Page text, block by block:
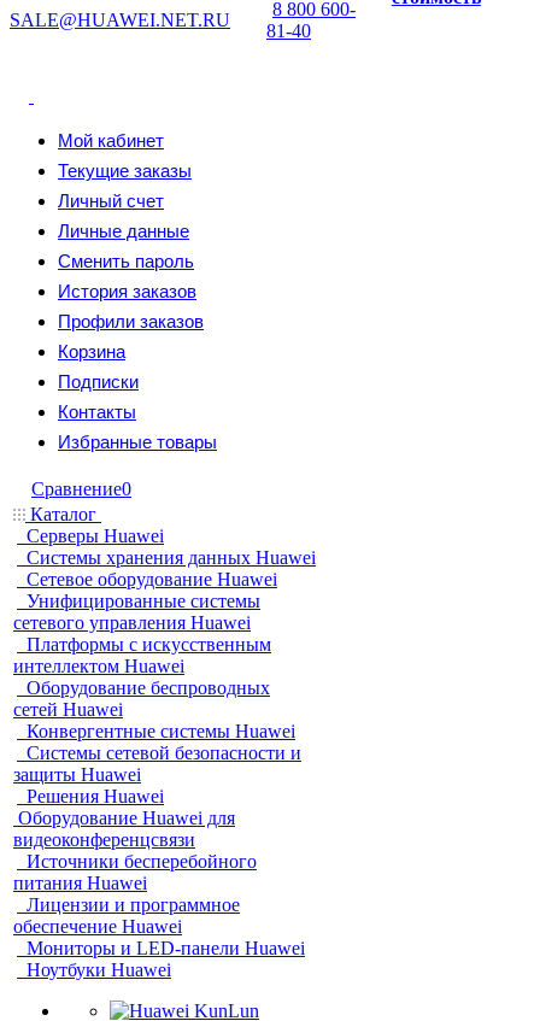
SALE@HUAWEI.NET.RU
8 800 600-
81-40
Мой кабинет
Текущие заказы
Личный счет
Личные данные
Сменить пароль
История заказов
Профили заказов
Корзина
Подписки
Контакты
Избранные товары
Сравнение0
Каталог
Серверы Huawei
Системы хранения данных Huawei
Сетевое оборудование Huawei
Унифицированные системы
сетевого управления Huawei
Платформы с искусственным
интеллектом Huawei
Оборудование беспроводных
сетей Huawei
Конвергентные системы Huawei
Системы сетевой безопасности и
защиты Huawei
Решения Huawei
Оборудование Huawei для
видеоконференцсвязи
Источники бесперебойного
питания Huawei
Лицензии и программное
обеспечение Huawei
Мониторы и LED-панели Huawei
Ноутбуки Huawei